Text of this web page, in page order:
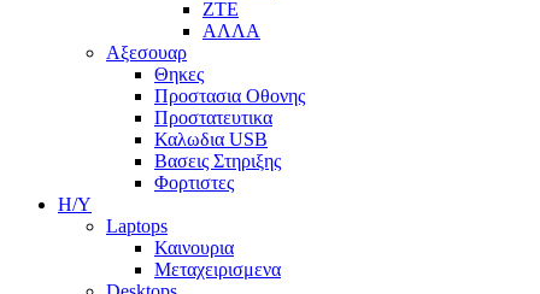
ZTE
ΑΛΛΑ
Αξεσουαρ
Θηκες
Προστασια Οθονης
Προστατευτικα
Καλωδια USB
Βασεις Στηριξης
Φορτιστες
Η/Υ
Laptops
Καινουρια
Μεταχειρισμενα